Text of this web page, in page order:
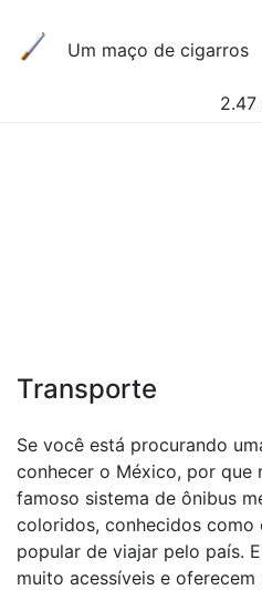
Um maço de cigarros
2.47
Transporte
Se você está procurando
conhecer o México, por que
famoso sistema de ônibus
coloridos, conhecidos como
popular de viajar pelo país.
muito acessíveis e